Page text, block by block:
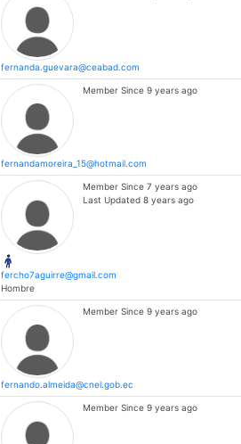
fernanda.guevara@ceabad.com
fernandamoreira_15@hotmail.com
Member Since 9 years ago
fercho7aguirre@gmail.com
Hombre
Member Since 7 years ago
Last Updated 8 years ago
fernando.almeida@cnel.gob.ec
Member Since 9 years ago
Member Since 9 years ago